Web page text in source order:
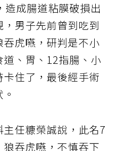
造成腸道粘膜破損出
男子先前曾到吃到
虎嚥，研判是不小
、胃、12指腸、小
住了，最後經手術
任糠榮誠說，此名7
吞虎嚥，不慎吞下